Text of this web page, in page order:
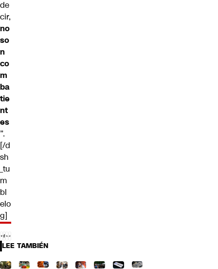
de
cir,
no
so
n
co
m
ba
tie
nt
es
”.
[/d
sh
_tu
m
bl
elo
g]
LEE TAMBIÉN